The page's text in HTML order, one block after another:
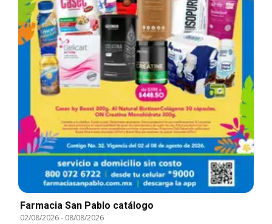
Farmacia San Pablo catálogo
02/08/2026- 08/08/2026